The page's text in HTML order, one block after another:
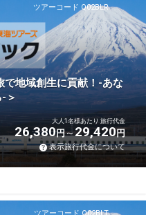
ツアーコード Q02BLR
地域創生に貢献！-あな
＞
大人1名様あたり 旅行代金
26,380円 29,420円
表示旅行代金について